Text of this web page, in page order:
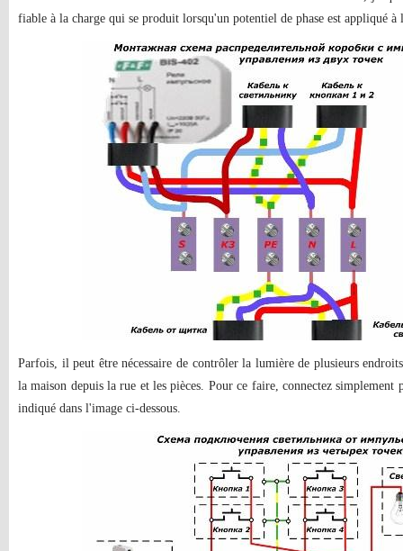
fiable à la charge qui se produit lorsqu'un potentiel de phase est appliqué
Parfois, il peut être nécessaire de contrôler la lumière de plusieurs
la maison depuis la rue et les pièces. Pour ce faire, connectez simplement
indiqué dans l'image ci-dessous.